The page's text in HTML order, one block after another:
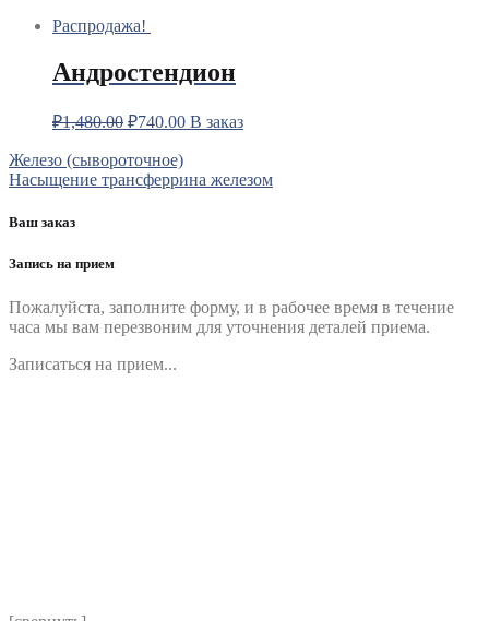
Распродажа!
Андростендион
₽1,480.00 ₽740.00 В заказ
Навигация
по
записям
Железо (сывороточное)
Насыщение трансферрина железом
Ваш заказ
Запись на прием
Пожалуйста, заполните форму, и в рабочее время в течение
часа мы вам перезвоним для уточнения деталей приема.
Записаться на прием...